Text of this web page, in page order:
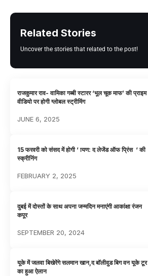
Related Stories
Uncover the stories that related to the post!
राजकुमार राव- वामिका गब्बी स्टारर ‘भूल चूक माफ’ की प्राइम
वीडियो पर होगी ग्लोबल स्ट्रीमिंग
JUNE 6, 2025
15 फरवरी को संसद में होगी ‘ ायण: द लेजेंड ऑफ प्रिंस ‘ की
स्क्रीनिंग
FEBRUARY 2, 2025
दुबई में दोस्तों के साथ अपना जन्मदिन मनाएंगी आकांक्षा रंजन
कपूर
SEPTEMBER 20, 2024
यूके में जलवा बिखेरेंगे सलमान खान,द बॉलीवुड बिग वन यूके टूर
का हुआ ऐलान